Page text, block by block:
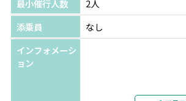
最小催行人数
2人
添乗員
なし
インフォメーシ
ョン